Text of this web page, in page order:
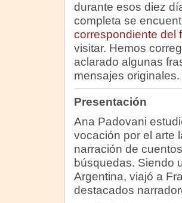
durante esos diez
completa se
correspondiente del
visitar. Hemos
aclarado algunas
mensajes originales.
Presentación
Ana Padovani
vocación por el arte
narración de
búsquedas. Siendo
Argentina, viajó a
destacados